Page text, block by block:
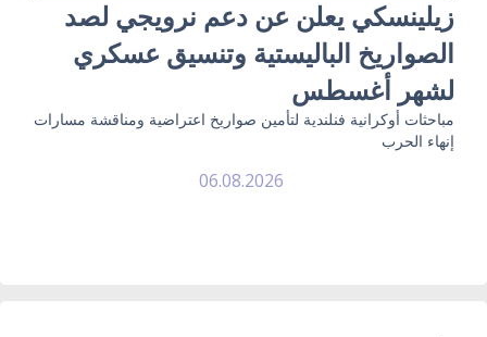
زيلينسكي يعلن عن دعم نرويجي لصد
الصواريخ الباليستية وتنسيق عسكري
لشهر أغسطس
مباحثات أوكرانية فنلندية لتأمين صواريخ اعتراضية ومناقشة مسارات
إنهاء الحرب
06.08.2026